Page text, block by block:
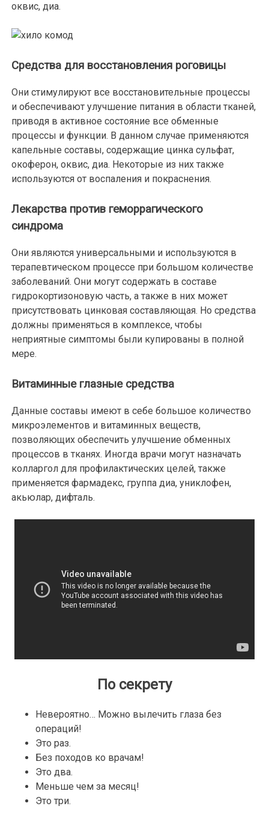
оквис, диа.
Средства для восстановления роговицы
Они стимулируют все восстановительные процессы
и обеспечивают улучшение питания в области тканей,
приводя в активное состояние все обменные
процессы и функции. В данном случае применяются
капельные составы, содержащие цинка сульфат,
окоферон, оквис, диа. Некоторые из них также
используются от воспаления и покраснения.
Лекарства против геморрагического
синдрома
Они являются универсальными и используются в
терапевтическом процессе при большом количестве
заболеваний. Они могут содержать в составе
гидрокортизоновую часть, а также в них может
присутствовать цинковая составляющая. Но средства
должны применяться в комплексе, чтобы
неприятные симптомы были купированы в полной
мере.
Витаминные глазные средства
Данные составы имеют в себе большое количество
микроэлементов и витаминных веществ,
позволяющих обеспечить улучшение обменных
процессов в тканях. Иногда врачи могут назначать
колларгол для профилактических целей, также
применяется фармадекс, группа диа, униклофен,
акьюлар, дифталь.
По секрету
Невероятно… Можно вылечить глаза без
операций!
Это раз.
Без походов ко врачам!
Это два.
Меньше чем за месяц!
Это три.